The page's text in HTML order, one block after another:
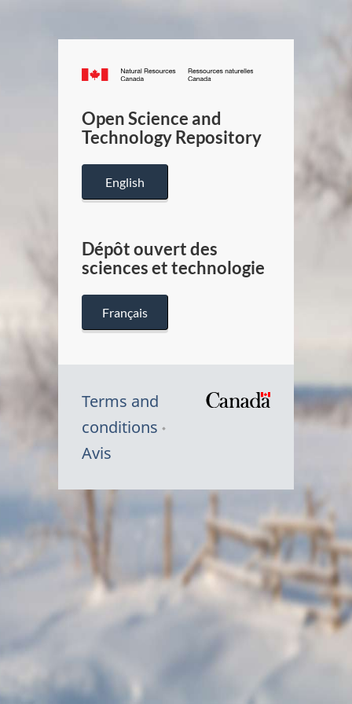
Canada.ca
/
Canada
Open Science and
Technology Repository
English
Dépôt ouvert des
sciences et technologie
Français
Terms and
conditions
Avis
Symbole
Canada